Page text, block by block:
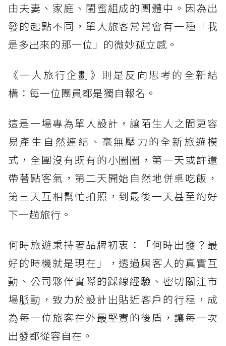
由夫妻、家庭、閨蜜組成的團體中。因為出
發的起點不同，單人旅客常常會有一種「我
是多出來的那一位」的微妙孤立感。
《一人旅行企劃》則是反向思考的全新結
構：每一位團員都是獨自報名。
這是一場專為單人設計，讓陌生人之間更容
易產生自然連結、毫無壓力的全新旅遊模
式，全團沒有既有的小圈圈，第一天或許還
帶著點客氣，第二天開始自然地併桌吃飯，
第三天互相幫忙拍照，到最後一天甚至約好
下一趟旅行。
何時旅遊秉持著品牌初衷：「何時出發？最
好的時機就是現在」，透過與客人的真實互
動、公司夥伴實際的踩線經驗、密切關注市
場脈動，致力於設計出貼近客戶的行程，成
為每一位旅客在外最堅實的後盾，讓每一次
出發都從容自在。